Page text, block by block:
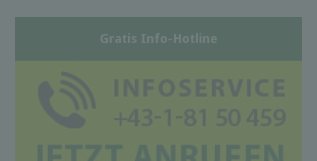
Gratis Info-Hotline